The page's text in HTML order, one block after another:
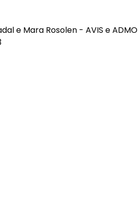
e Mara Rosolen - AVIS e ADMO